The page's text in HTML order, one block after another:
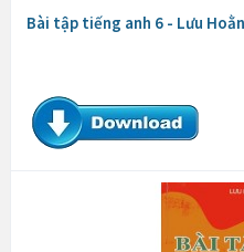
Bài tập tiếng anh 6 - Lưu